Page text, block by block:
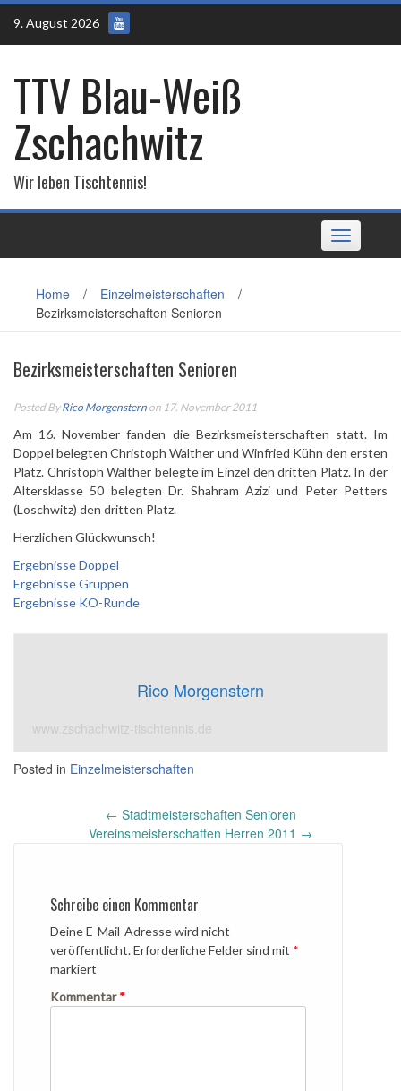
Skip
content
9. August 2026
TTV Blau-Weiß
Zschachwitz
Wir leben Tischtennis!
Toggle
navigation
Home / Einzelmeisterschaften
/
Bezirksmeisterschaften Senioren
Bezirksmeisterschaften Senioren
Posted ByRico Morgenstern on 17. November 2011
Am 16. November fanden die Bezirksmeisterschaften statt. Im
Doppel belegten Christoph Walther und Winfried Kühn den ersten
Platz. Christoph Walther belegte im Einzel den dritten Platz. In der
Altersklasse 50 belegten Dr. Shahram Azizi und Peter Petters
(Loschwitz) den dritten Platz.
Herzlichen Glückwunsch!
Ergebnisse Doppel
Ergebnisse Gruppen
Ergebnisse KO-Runde
Rico Morgenstern
www.zschachwitz-tischtennis.de
Posted in Einzelmeisterschaften
← Stadtmeisterschaften Senioren
Vereinsmeisterschaften Herren 2011 →
Schreibe einen Kommentar
Deine E-Mail-Adresse wird nicht
veröffentlicht.Erforderliche Felder sind mit *
markiert
Kommentar*